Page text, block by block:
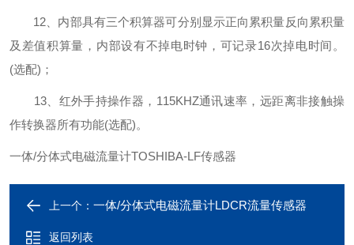
12、内部具有三个积算器可分别显示正向累积量反向累积量
及差值积算量，内部设有不掉电时钟，可记录16次掉电时间。
(选配)；
13、红外手持操作器，115KHZ通讯速率，远距离非接触操
作转换器所有功能(选配)。
一体/分体式电磁流量计TOSHIBA-LF传感器
上一个： 一体/分体式电磁流量计LDCR流量传感器
返回列表